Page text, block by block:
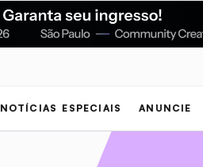
NOTÍCIAS ESPECIAIS ANUNCIE